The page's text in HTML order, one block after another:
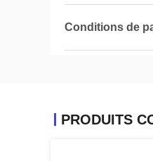
Conditions de
PRODUITS